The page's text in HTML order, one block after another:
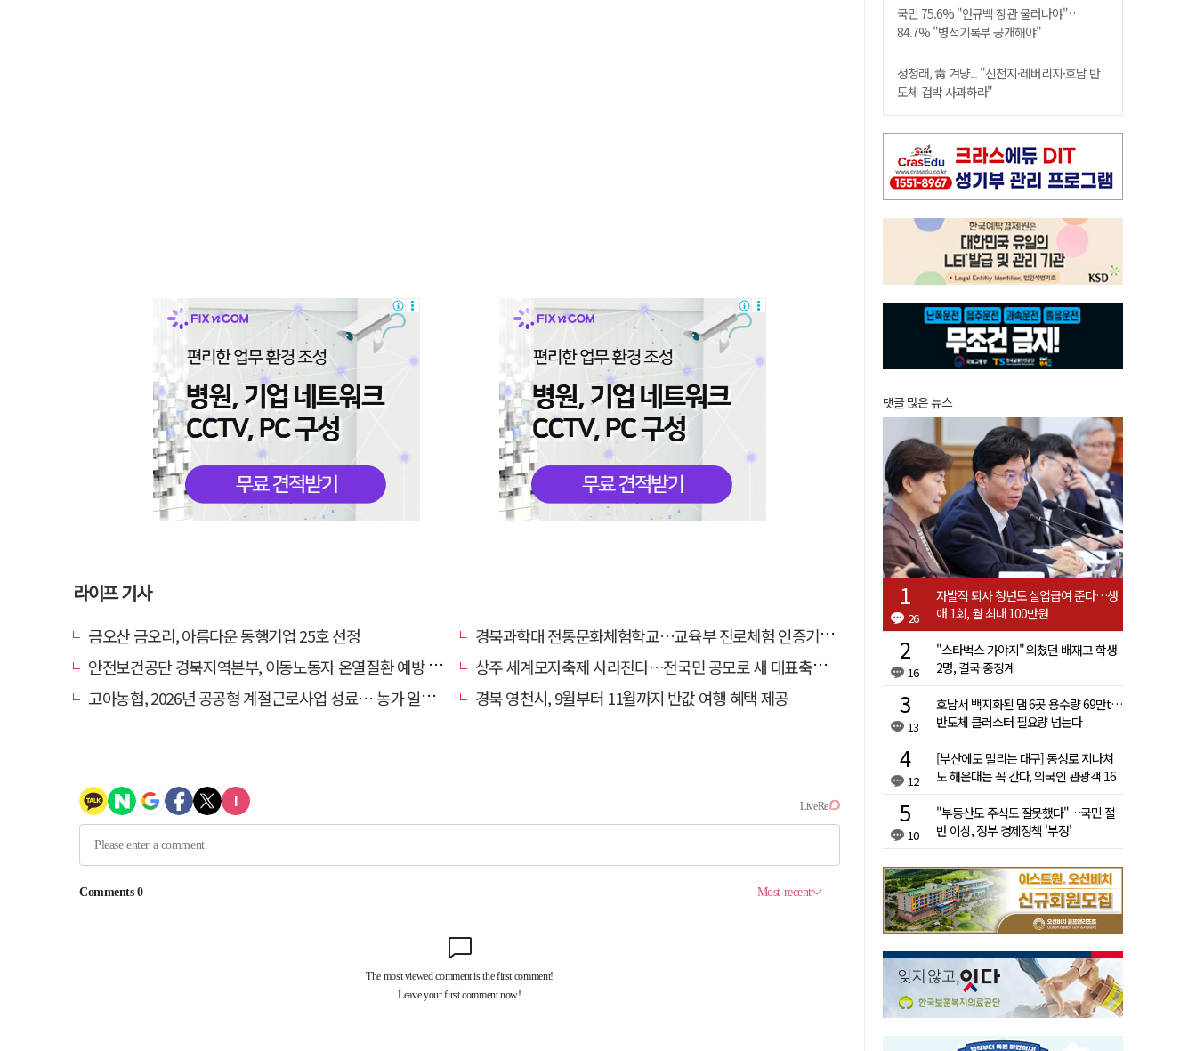
라이프 기사
금오산 금오리, 아름다운 동행기업 25호 선정
경북과학대 전통문화체험학교…교육부 진로체험 인증기관 선정
안전보건공단 경북지역본부, 이동노동자 온열질환 예방 캠페인
상주 세계모자축제 사라진다…전국민 공모로 새 대표축제 발굴 나서
고아농협, 2026년 공공형 계절근로사업 성료… 농가 일손 부족 해소 '효자'
경북 영천시, 9월부터 11월까지 반값 여행 혜택 제공
국민 75.6% "안규백 장관 물러나야"…
84.7% "병적기록부 공개해야"
정청래, 靑 겨냥... "신천지·레버리지·호남 반
도체 겁박 사과하라"
댓글 많은 뉴스
26
자발적 퇴사 청년도 실업급여 준다…생
애 1회, 월 최대 100만원
16
"스타벅스 가야지" 외쳤던 배재고 학생
2명, 결국 중징계
13
호남서 백지화된 댐 6곳 용수량 69만t…
반도체 클러스터 필요량 넘는다
12
[부산에도 밀리는 대구] 동성로 지나쳐
도 해운대는 꼭 간다, 외국인 관광객 16
10
"부동산도 주식도 잘못했다"…국민 절
반 이상, 정부 경제정책 '부정'